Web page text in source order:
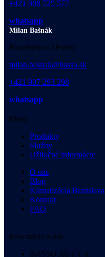
+421 908 725 577
whatsapp
Milan Bašnák
Poradenstvo l Predaj
milan.basnak@basso.sk
+421 907 293 298
whatsapp
Menu
Produkty
Služby
Užitočné informácie
O nás
Blog
Klimatizácia Bratislava
Kontakt
FAQ
Informácie o nás
BASSO Air s. r. o.